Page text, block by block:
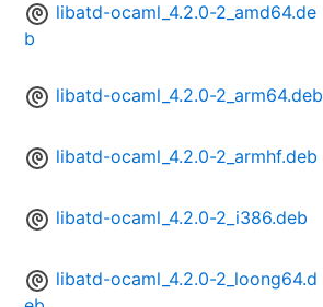
libatd-ocaml_4.2.0-2_amd64.de
b
libatd-ocaml_4.2.0-2_arm64.deb
libatd-ocaml_4.2.0-2_armhf.deb
libatd-ocaml_4.2.0-2_i386.deb
libatd-ocaml_4.2.0-2_loong64.d